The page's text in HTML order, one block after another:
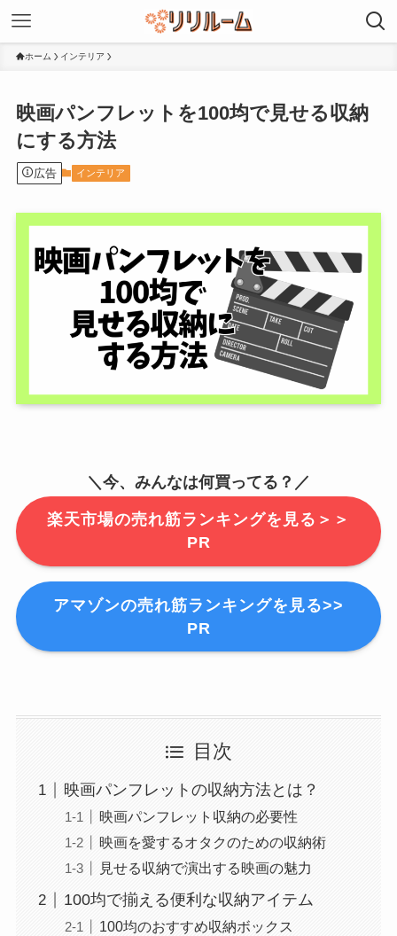
ホーム インテリア
映画パンフレットを100均で見せる収納
にする方法
広告 インテリア
＼今、みんなは何買ってる？／
楽天市場の売れ筋ランキングを見る＞＞
PR
アマゾンの売れ筋ランキングを見る>>
PR
目次
映画パンフレットの収納方法とは？
映画パンフレット収納の必要性
映画を愛するオタクのための収納術
見せる収納で演出する映画の魅力
100均で揃える便利な収納アイテム
100均のおすすめ収納ボックス